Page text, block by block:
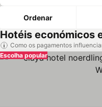
Ordenar
Hotéis económicos
Como os pagamentos
Escolha popular